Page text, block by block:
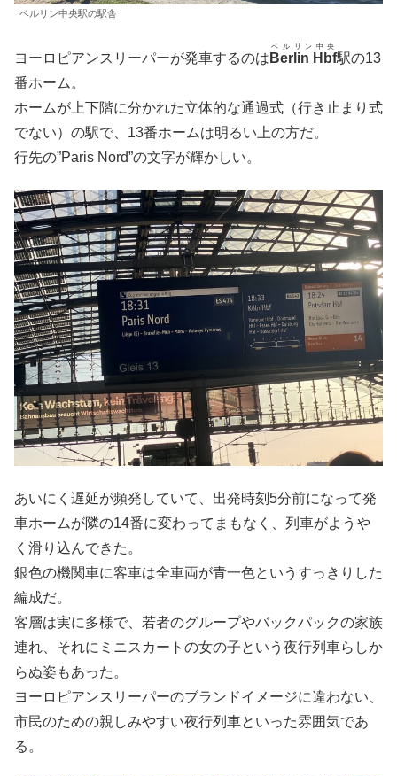
ベルリン中央駅の駅舎
ヨーロピアンスリーパーが発車するのは Berlin Hbf
ベルリン中央
駅の13
番ホーム。
ホームが上下階に分かれた立体的な通過式（行き止まり式
でない）の駅で、13番ホームは明るい上の方だ。
行先の”Paris Nord”の文字が輝かしい。
あいにく遅延が頻発していて、出発時刻5分前になって発
車ホームが隣の14番に変わってまもなく、列車がようや
く滑り込んできた。
銀色の機関車に客車は全車両が青一色というすっきりした
編成だ。
客層は実に多様で、若者のグループやバックパックの家族
連れ、それにミニスカートの女の子という夜行列車らしか
らぬ姿もあった。
ヨーロピアンスリーパーのブランドイメージに違わない、
市民のための親しみやすい夜行列車といった雰囲気であ
る。